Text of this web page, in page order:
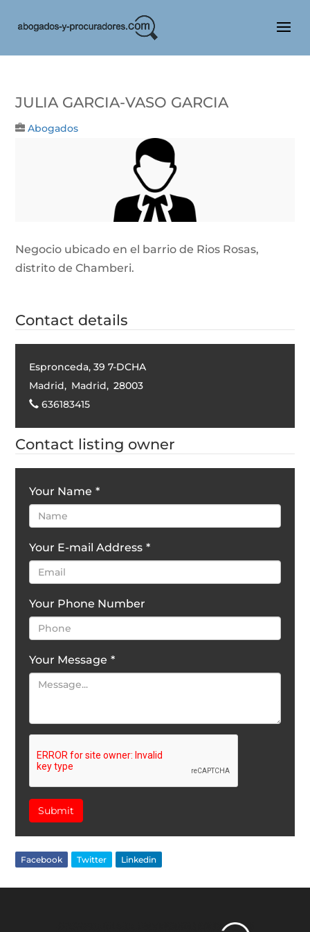
JULIA GARCIA-VASO GARCIA
Abogados
Negocio ubicado en el barrio de Rios Rosas,
distrito de Chamberi.
Contact details
Espronceda, 39 7-DCHA
Madrid, Madrid, 28003
636183415
Contact listing owner
Your Name *
Your E-mail Address *
Your Phone Number
Your Message *
Submit
Facebook Twitter Linkedin